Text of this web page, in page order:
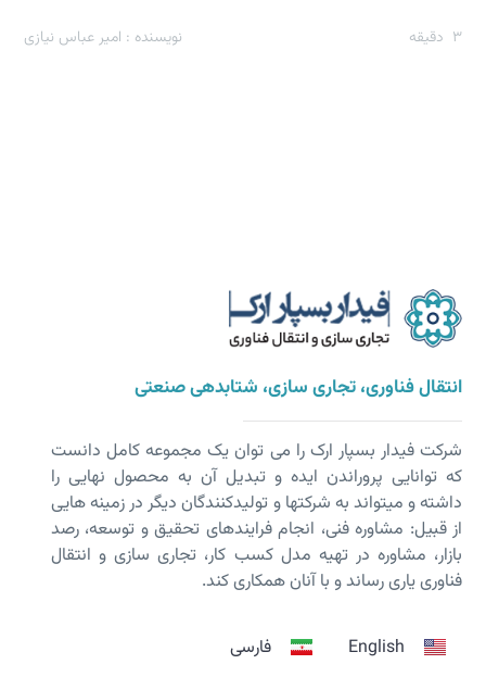
3 دقیقه نویسنده : امیر عباس نیازی
انتقال فناوری، تجاری سازی، شتابدهی صنعتی
شرکت فیدار بسپار ارک را می توان یک مجموعه کامل دانست
که توانایی پروراندن ایده و تبدیل آن به محصول نهایی را
داشته و می­تواند به شرکت­ها و تولیدکنندگان دیگر در زمینه هایی
از قبیل: مشاوره فنی، انجام فرایندهای تحقیق و توسعه، رصد
بازار، مشاوره در تهیه مدل کسب کار، تجاری سازی و انتقال
فناوری یاری رساند و با آنان همکاری کند.
English فارسی